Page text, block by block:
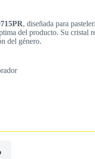
, diseñada para
del producto. Su cristal
del género.